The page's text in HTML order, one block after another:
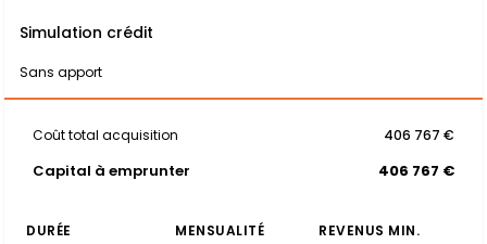
Simulation crédit
Sans apport
Coût total acquisition 406 767 €
Capital à emprunter 406 767 €
DURÉE MENSUALITÉ
REVENUS MIN.